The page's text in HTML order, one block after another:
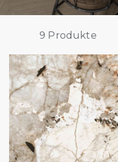
9 Produkte